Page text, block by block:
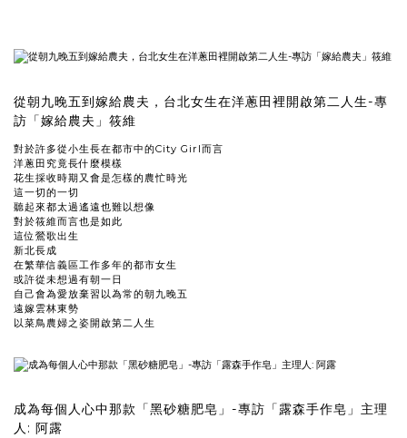
從朝九晚五到嫁給農夫，台北女生在洋蔥田裡開啟第二人生-專
訪「嫁給農夫」筱維
對於許多從小生長在都市中的City Girl而言
洋蔥田究竟長什麼模樣
花生採收時期又會是怎樣的農忙時光
這一切的一切
聽起來都太過遙遠也難以想像
對於筱維而言也是如此
這位鶯歌出生
新北長成
在繁華信義區工作多年的都市女生
或許從未想過有朝一日
自己會為愛放棄習以為常的朝九晚五
遠嫁雲林東勢
以菜鳥農婦之姿開啟第二人生
成為每個人心中那款「黑砂糖肥皂」-專訪「露森手作皂」主理
人: 阿露